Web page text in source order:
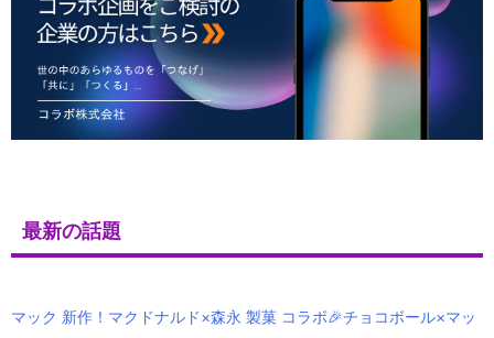
最新の話題
マック 新作！マクドナルド×森永 製菓 コラボ🎉チョコボール×マッ